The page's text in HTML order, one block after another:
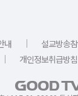
내 ｜ 설교방송
｜ 개인정보취급방침